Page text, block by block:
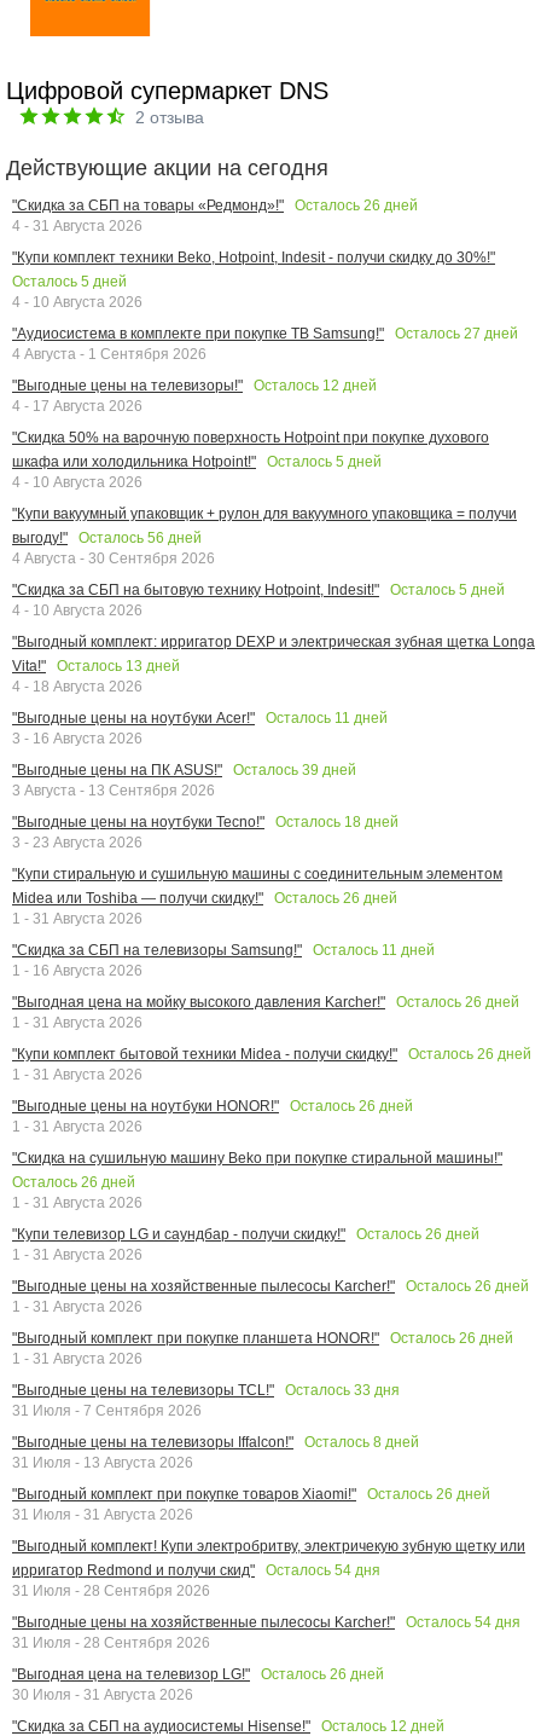
Цифровой супермаркет DNS
2 отзыва
Действующие акции на сегодня
"Скидка за СБП на товары «Редмонд»!" Осталось 26 дней
4 - 31 Августа 2026
"Купи комплект техники Beko, Hotpoint, Indesit - получи скидку до 30%!"
Осталось 5 дней
4 - 10 Августа 2026
"Аудиосистема в комплекте при покупке ТВ Samsung!"
Осталось 27 дней
4 Августа - 1 Сентября 2026
"Выгодные цены на телевизоры!"
Осталось 12 дней
4 - 17 Августа 2026
"Скидка 50% на варочную поверхность Hotpoint при покупке духового
шкафа или холодильника Hotpoint!"
Осталось 5 дней
4 - 10 Августа 2026
"Купи вакуумный упаковщик + рулон для вакуумного упаковщика = получи
выгоду!"
Осталось 56 дней
4 Августа - 30 Сентября 2026
"Скидка за СБП на бытовую технику Hotpoint, Indesit!"
Осталось 5 дней
4 - 10 Августа 2026
"Выгодный комплект: ирригатор DEXP и электрическая зубная щетка Longa
Vita!"
Осталось 13 дней
4 - 18 Августа 2026
"Выгодные цены на ноутбуки Acer!"
Осталось 11 дней
3 - 16 Августа 2026
"Выгодные цены на ПК ASUS!"
Осталось 39 дней
3 Августа - 13 Сентября 2026
"Выгодные цены на ноутбуки Tecno!"
Осталось 18 дней
3 - 23 Августа 2026
"Купи стиральную и сушильную машины с соединительным элементом
Midea или Toshiba — получи скидку!"
Осталось 26 дней
1 - 31 Августа 2026
"Скидка за СБП на телевизоры Samsung!"
Осталось 11 дней
1 - 16 Августа 2026
"Выгодная цена на мойку высокого давления Karcher!"
Осталось 26 дней
1 - 31 Августа 2026
"Купи комплект бытовой техники Midea - получи скидку!"
Осталось 26 дней
1 - 31 Августа 2026
"Выгодные цены на ноутбуки HONOR!"
Осталось 26 дней
1 - 31 Августа 2026
"Скидка на сушильную машину Beko при покупке стиральной машины!"
Осталось 26 дней
1 - 31 Августа 2026
"Купи телевизор LG и саундбар - получи скидку!"
Осталось 26 дней
1 - 31 Августа 2026
"Выгодные цены на хозяйственные пылесосы Karcher!"
Осталось 26 дней
1 - 31 Августа 2026
"Выгодный комплект при покупке планшета HONOR!"
Осталось 26 дней
1 - 31 Августа 2026
"Выгодные цены на телевизоры TCL!"
Осталось 33 дня
31 Июля - 7 Сентября 2026
"Выгодные цены на телевизоры Iffalcon!"
Осталось 8 дней
31 Июля - 13 Августа 2026
"Выгодный комплект при покупке товаров Xiaomi!"
Осталось 26 дней
31 Июля - 31 Августа 2026
"Выгодный комплект! Купи электробритву, электричекую зубную щетку или
ирригатор Redmond и получи скид"
Осталось 54 дня
31 Июля - 28 Сентября 2026
"Выгодные цены на хозяйственные пылесосы Karcher!"
Осталось 54 дня
31 Июля - 28 Сентября 2026
"Выгодная цена на телевизор LG!"
Осталось 26 дней
30 Июля - 31 Августа 2026
"Скидка за СБП на аудиосистемы Hisense!"
Осталось 12 дней